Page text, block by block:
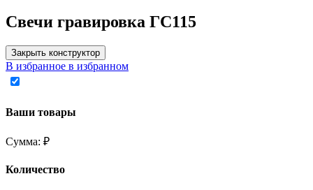
Свечи гравировка ГС115
Закрыть конструктор
В избранное в избранном
Ваши товары
Сумма: ₽
Количество